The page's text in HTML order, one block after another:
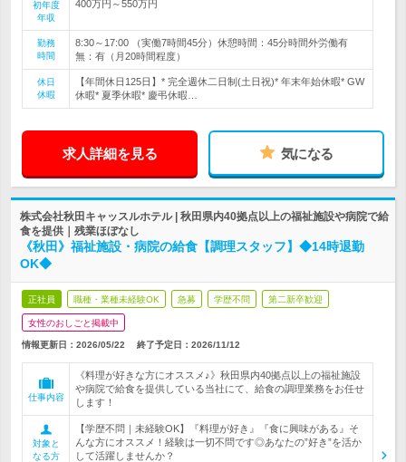
初年度
年収
400万円～550万円
勤務
時間
8:30～17:00 （実働7時間45分）休憩時間：45分時間外労働有
無：有（月20時間程度）
休日
休暇
【年間休日125日】* 完全週休二日制(土日祝)* 年末年始休暇* GW
休暇* 夏季休暇* 慶弔休暇…
求人詳細を見る 気になる
株式会社秋田キャッスルホテル | 秋田県内40拠点以上の福祉施設や病院で給
食を提供｜残業ほぼなし
《秋田》福祉施設・病院の給食【調理スタッフ】◆14時退勤
OK◆
正社員 職種・業種未経験OK 急募 学歴不問 第二新卒歓迎
女性のおしごと掲載中
情報更新日：2026/05/22 終了予定日： 2026/11/12
仕事内容
《料理が好きな方にオススメ♪》秋田県内40拠点以上の福祉施設
や病院で給食を提供している当社にて、給食の調理業務をお任せ
します！
対象と
なる方
【学歴不問｜未経験OK】『料理が好き』『食に興味がある』そ
んな方にオススメ！経験は一切不問です◎あなたの”好き”を活か
して活躍しませんか？